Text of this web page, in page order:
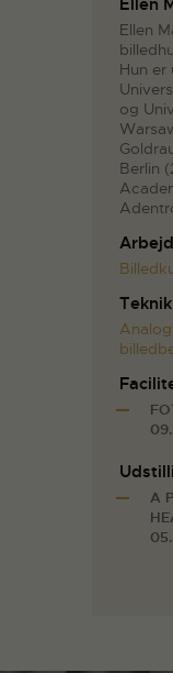
Ellen
Hun er
og
Berlin
Teknik
A